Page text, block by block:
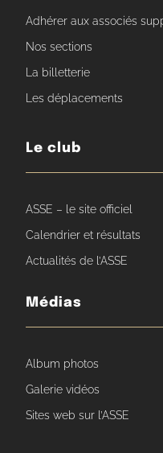
Adhérer aux associés
Nos sections
La billetterie
Les déplacements
Le club
ASSE – le site officiel
Calendrier et résultats
Actualités de l’ASSE
Médias
Album photos
Galerie vidéos
Sites web sur l’ASSE